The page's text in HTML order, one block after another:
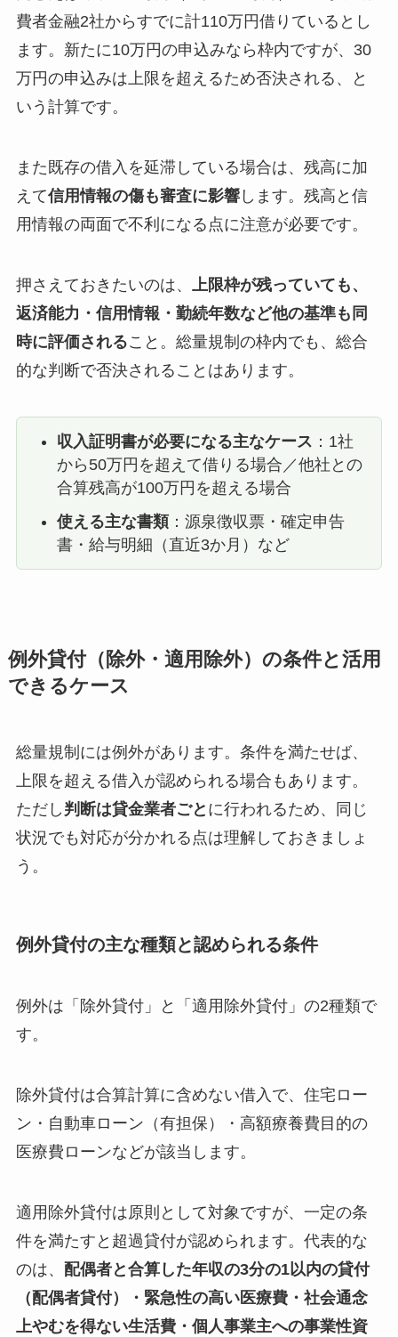
費者金融2社からすでに計110万円借りているとし
ます。新たに10万円の申込みなら枠内ですが、30
万円の申込みは上限を超えるため否決される、と
いう計算です。
また既存の借入を延滞している場合は、残高に加
えて信用情報の傷も審査に影響します。残高と信
用情報の両面で不利になる点に注意が必要です。
押さえておきたいのは、
上限枠が残っていても、
返済能力・信用情報・勤続年数など他の基準も同
時に評価されること。総量規制の枠内でも、総合
的な判断で否決されることはあります。
収入証明書が必要になる主なケース ：1社
から50万円を超えて借りる場合／他社との
合算残高が100万円を超える場合
使える主な書類：源泉徴収票・確定申告
書・給与明細（直近3か月）など
例外貸付（除外・適用除外）の条件と活用
できるケース
総量規制には例外があります。条件を満たせば、
上限を超える借入が認められる場合もあります。
ただし 判断は貸金業者ごと に行われるため、同じ
状況でも対応が分かれる点は理解しておきましょ
う。
例外貸付の主な種類と認められる条件
例外は「除外貸付」と「適用除外貸付」の2種類で
す。
除外貸付は合算計算に含めない借入で、住宅ロー
ン・自動車ローン（有担保）・高額療養費目的の
医療費ローンなどが該当します。
適用除外貸付は原則として対象ですが、一定の条
件を満たすと超過貸付が認められます。代表的な
のは、 配偶者と合算した年収の3分の1以内の貸付
（配偶者貸付）・緊急性の高い医療費・社会通念
上やむを得ない生活費・個人事業主への事業性資